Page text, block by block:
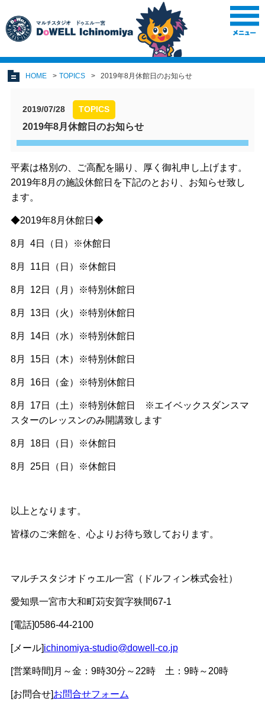
HOME TOPICS 2019年8月休館日のお知らせ
2019/07/28 TOPICS
2019年8月休館日のお知らせ
平素は格別の、ご高配を賜り、厚く御礼申し上げます。
2019年8月の施設休館日を下記のとおり、お知らせ致し
ます。
◆2019年8月休館日◆
8月 4日（日）※休館日
8月 11日（日）※休館日
8月 12日（月）※特別休館日
8月 13日（火）※特別休館日
8月 14日（水）※特別休館日
8月 15日（木）※特別休館日
8月 16日（金）※特別休館日
8月 17日（土）※特別休館日 ※エイベックスダンスマ
スターのレッスンのみ開講致します
8月 18日（日）※休館日
8月 25日（日）※休館日
以上となります。
皆様のご来館を、心よりお待ち致しております。
マルチスタジオドゥエル一宮（ドルフィン株式会社）
愛知県一宮市大和町苅安賀字狭間67-1
[電話]0586-44-2100
[メール]ichinomiya-studio@dowell-co.jp
[営業時間]月～金：9時30分～22時 土：9時～20時
[お問合せ]お問合せフォーム